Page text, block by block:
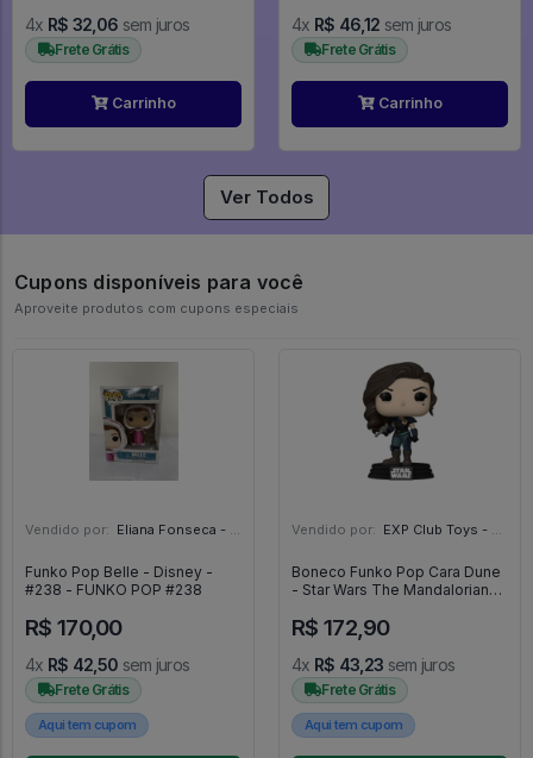
4x R$ 32,06 sem juros
Frete Grátis
Carrinho
4x R$ 46,12 sem juros
Frete Grátis
Carrinho
Ver Todos
Cupons disponíveis para você
Aproveite produtos com cupons especiais
Vendido por: Eliana Fonseca - SP
Funko Pop Belle - Disney -
#238 - FUNKO POP #238
R$ 170,00
4x R$ 42,50 sem juros
Frete Grátis
Aqui tem cupom
Vendido por: EXP Club Toys - SP
Boneco Funko Pop Cara Dune
- Star Wars The Mandalorian
R$ 172,90
4x R$ 43,23 sem juros
Frete Grátis
Aqui tem cupom